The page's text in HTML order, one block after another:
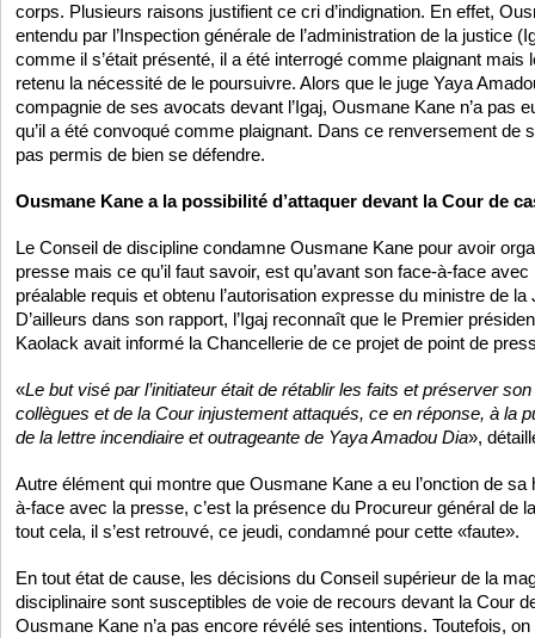
corps. Plusieurs raisons justifient ce cri d’indignation. En effet,
entendu par l’Inspection générale de l’administration de la justice
comme il s’était présenté, il a été interrogé comme plaignant mais
retenu la nécessité de le poursuivre. Alors que le juge Yaya
compagnie de ses avocats devant l’Igaj, Ousmane Kane n’a pas
qu’il a été convoqué comme plaignant. Dans ce renversement de
pas permis de bien se défendre.
Ousmane Kane a la possibilité d’attaquer devant la Cour de
Le Conseil de discipline condamne Ousmane Kane pour avoir
presse mais ce qu’il faut savoir, est qu’avant son face-à-face
préalable requis et obtenu l’autorisation expresse du ministre de
D’ailleurs dans son rapport, l’Igaj reconnaît que le Premier
Kaolack avait informé la Chancellerie de ce projet de point de
«Le but visé par l’initiateur était de rétablir les faits et préserver
collègues et de la Cour injustement attaqués, ce en réponse, à la
de la lettre incendiaire et outrageante de Yaya Amadou Dia»,
Autre élément qui montre que Ousmane Kane a eu l’onction de
à-face avec la presse, c’est la présence du Procureur général de
tout cela, il s’est retrouvé, ce jeudi, condamné pour cette «faute».
En tout état de cause, les décisions du Conseil supérieur de la
disciplinaire sont susceptibles de voie de recours devant la Cour
Ousmane Kane n’a pas encore révélé ses intentions. Toutefois, on